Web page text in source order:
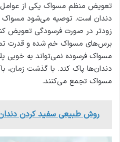
تعویض منظم مسواک یکی از
زودتر در صورت فرسودگی تعویض
برس‌های مسواک خم شده و قدرت
مسواک فرسوده نمی‌تواند به خوبی
دندان‌ها پاک کند. با گذشت زمان،
مسواک تجمع می‌کنند.
روش طبیعی سفید کردن